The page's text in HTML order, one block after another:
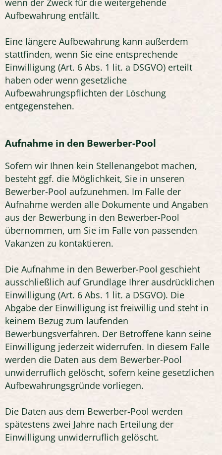
wenn der Zweck für die weitergehende
Aufbewahrung entfällt.
Eine längere Aufbewahrung kann außerdem
stattfinden, wenn Sie eine entsprechende
Einwilligung (Art. 6 Abs. 1 lit. a DSGVO) erteilt
haben oder wenn gesetzliche
Aufbewahrungspflichten der Löschung
entgegenstehen.
Aufnahme in den Bewerber-Pool
Sofern wir Ihnen kein Stellenangebot machen,
besteht ggf. die Möglichkeit, Sie in unseren
Bewerber-Pool aufzunehmen. Im Falle der
Aufnahme werden alle Dokumente und Angaben
aus der Bewerbung in den Bewerber-Pool
übernommen, um Sie im Falle von passenden
Vakanzen zu kontaktieren.
Die Aufnahme in den Bewerber-Pool geschieht
ausschließlich auf Grundlage Ihrer ausdrücklichen
Einwilligung (Art. 6 Abs. 1 lit. a DSGVO). Die
Abgabe der Einwilligung ist freiwillig und steht in
keinem Bezug zum laufenden
Bewerbungsverfahren. Der Betroffene kann seine
Einwilligung jederzeit widerrufen. In diesem Falle
werden die Daten aus dem Bewerber-Pool
unwiderruflich gelöscht, sofern keine gesetzlichen
Aufbewahrungsgründe vorliegen.
Die Daten aus dem Bewerber-Pool werden
spätestens zwei Jahre nach Erteilung der
Einwilligung unwiderruflich gelöscht.